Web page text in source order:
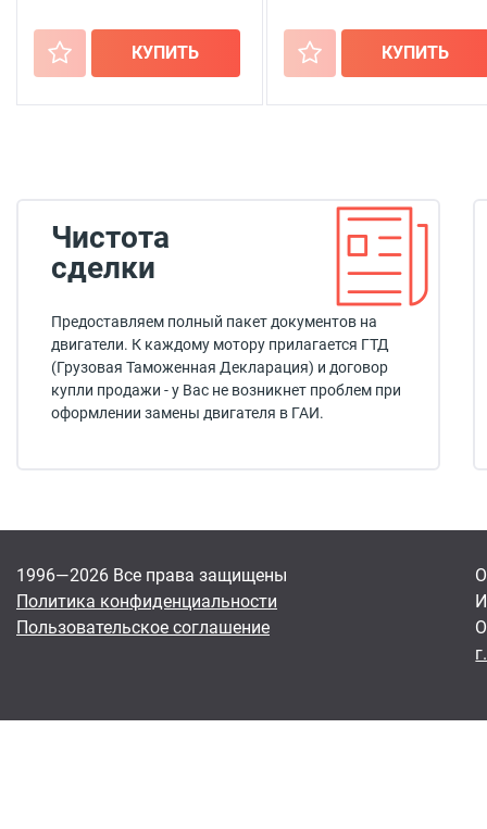
+ КУПИТЬ + КУПИТЬ
Чистота
сделки
Предоставляем полный пакет документов на
двигатели. К каждому мотору прилагается ГТД
(Грузовая Таможенная Декларация) и договор
купли продажи - у Вас не возникнет проблем при
оформлении замены двигателя в ГАИ.
1996—2026 Все права защищены
Политика конфиденциальности
Пользовательское соглашение